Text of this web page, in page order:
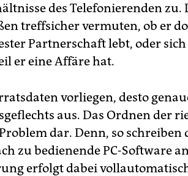
des Telefonierenden
treffsicher vermuten, ob er
Partnerschaft lebt, oder
er eine Affäre hat.
vorliegen, desto
aus. Das Ordnen der
dar. Denn, so
zu bedienende PC-Software
erfolgt dabei